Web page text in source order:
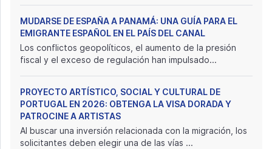
MUDARSE DE ESPAÑA A PANAMÁ: UNA GUÍA PARA EL
EMIGRANTE ESPAÑOL EN EL PAÍS DEL CANAL
Los conflictos geopolíticos, el aumento de la presión
fiscal y el exceso de regulación han impulsado...
PROYECTO ARTÍSTICO, SOCIAL Y CULTURAL DE
PORTUGAL EN 2026: OBTENGA LA VISA DORADA Y
PATROCINE A ARTISTAS
Al buscar una inversión relacionada con la migración, los
solicitantes deben elegir una de las vías ...